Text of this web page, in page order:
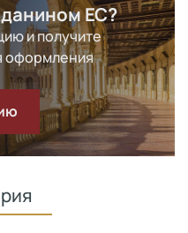
ЕС?
и получите
оформления